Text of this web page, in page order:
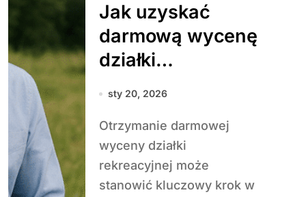
Jak uzyskać
darmową wycenę
działki
rekreacyjnej
sty 20, 2026
Otrzymanie darmowej
wyceny działki
rekreacyjnej może
stanowić kluczowy krok w